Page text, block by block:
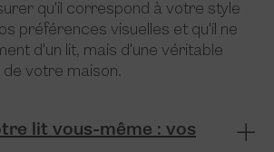
qu'il correspond à votre style
préférences visuelles et qu'il ne
d'un lit, mais d'une véritable
votre maison.
lit vous-même : vos